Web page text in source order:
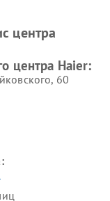
Ремонт
центра
центра Haier:
60